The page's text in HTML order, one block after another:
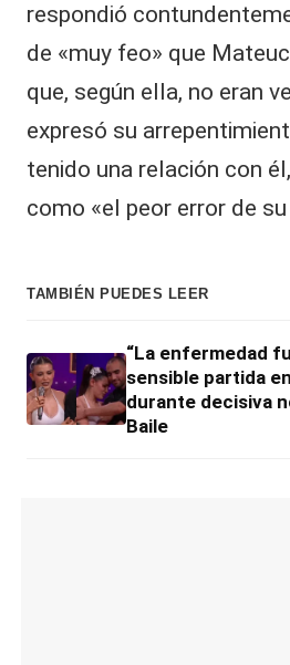
respondió
de «muy feo» que
que, según ella, no eran
expresó su
tenido una relación con
como «el peor error de su
TAMBIÉN PUEDES LEER
“La enfermedad
sensible partida
durante decisiva
Baile